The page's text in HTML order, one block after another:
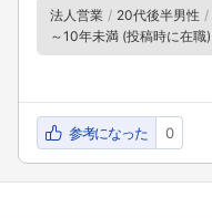
法人営業 20代後半男性
～10年未満 (投稿時に在職)
参考になった 0